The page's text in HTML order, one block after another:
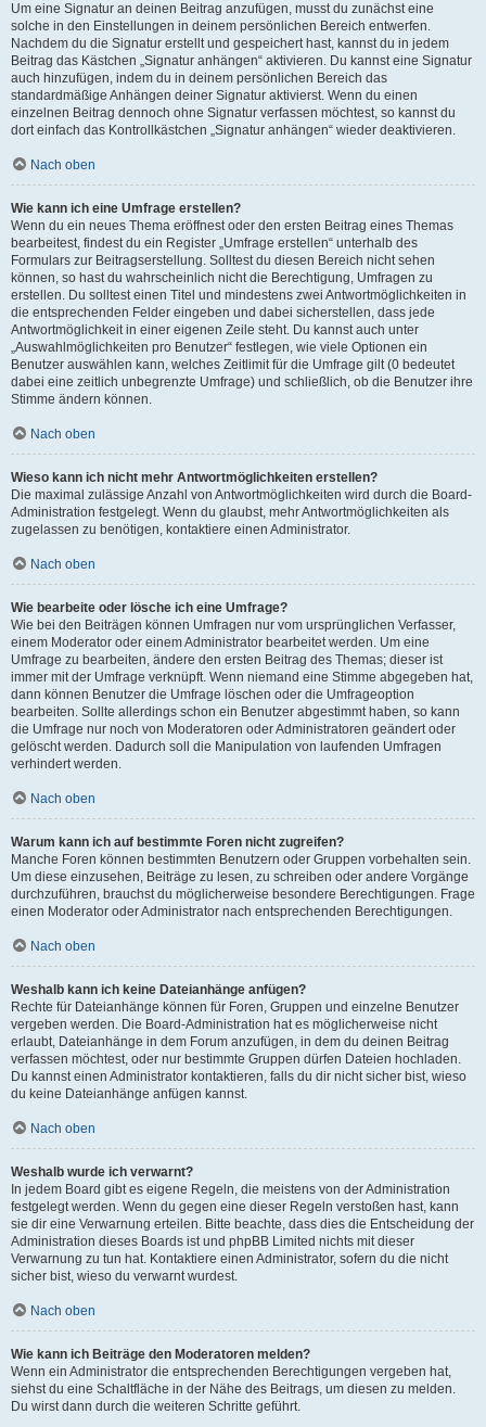
Um eine Signatur an deinen Beitrag anzufügen, musst du zunächst eine
solche in den Einstellungen in deinem persönlichen Bereich entwerfen.
Nachdem du die Signatur erstellt und gespeichert hast, kannst du in jedem
Beitrag das Kästchen „Signatur anhängen“ aktivieren. Du kannst eine Signatur
auch hinzufügen, indem du in deinem persönlichen Bereich das
standardmäßige Anhängen deiner Signatur aktivierst. Wenn du einen
einzelnen Beitrag dennoch ohne Signatur verfassen möchtest, so kannst du
dort einfach das Kontrollkästchen „Signatur anhängen“ wieder deaktivieren.
Nach oben
Wie kann ich eine Umfrage erstellen?
Wenn du ein neues Thema eröffnest oder den ersten Beitrag eines Themas
bearbeitest, findest du ein Register „Umfrage erstellen“ unterhalb des
Formulars zur Beitragserstellung. Solltest du diesen Bereich nicht sehen
können, so hast du wahrscheinlich nicht die Berechtigung, Umfragen zu
erstellen. Du solltest einen Titel und mindestens zwei Antwortmöglichkeiten in
die entsprechenden Felder eingeben und dabei sicherstellen, dass jede
Antwortmöglichkeit in einer eigenen Zeile steht. Du kannst auch unter
„Auswahlmöglichkeiten pro Benutzer“ festlegen, wie viele Optionen ein
Benutzer auswählen kann, welches Zeitlimit für die Umfrage gilt (0 bedeutet
dabei eine zeitlich unbegrenzte Umfrage) und schließlich, ob die Benutzer ihre
Stimme ändern können.
Nach oben
Wieso kann ich nicht mehr Antwortmöglichkeiten erstellen?
Die maximal zulässige Anzahl von Antwortmöglichkeiten wird durch die Board-
Administration festgelegt. Wenn du glaubst, mehr Antwortmöglichkeiten als
zugelassen zu benötigen, kontaktiere einen Administrator.
Nach oben
Wie bearbeite oder lösche ich eine Umfrage?
Wie bei den Beiträgen können Umfragen nur vom ursprünglichen Verfasser,
einem Moderator oder einem Administrator bearbeitet werden. Um eine
Umfrage zu bearbeiten, ändere den ersten Beitrag des Themas; dieser ist
immer mit der Umfrage verknüpft. Wenn niemand eine Stimme abgegeben hat,
dann können Benutzer die Umfrage löschen oder die Umfrageoption
bearbeiten. Sollte allerdings schon ein Benutzer abgestimmt haben, so kann
die Umfrage nur noch von Moderatoren oder Administratoren geändert oder
gelöscht werden. Dadurch soll die Manipulation von laufenden Umfragen
verhindert werden.
Nach oben
Warum kann ich auf bestimmte Foren nicht zugreifen?
Manche Foren können bestimmten Benutzern oder Gruppen vorbehalten sein.
Um diese einzusehen, Beiträge zu lesen, zu schreiben oder andere Vorgänge
durchzuführen, brauchst du möglicherweise besondere Berechtigungen. Frage
einen Moderator oder Administrator nach entsprechenden Berechtigungen.
Nach oben
Weshalb kann ich keine Dateianhänge anfügen?
Rechte für Dateianhänge können für Foren, Gruppen und einzelne Benutzer
vergeben werden. Die Board-Administration hat es möglicherweise nicht
erlaubt, Dateianhänge in dem Forum anzufügen, in dem du deinen Beitrag
verfassen möchtest, oder nur bestimmte Gruppen dürfen Dateien hochladen.
Du kannst einen Administrator kontaktieren, falls du dir nicht sicher bist, wieso
du keine Dateianhänge anfügen kannst.
Nach oben
Weshalb wurde ich verwarnt?
In jedem Board gibt es eigene Regeln, die meistens von der Administration
festgelegt werden. Wenn du gegen eine dieser Regeln verstoßen hast, kann
sie dir eine Verwarnung erteilen. Bitte beachte, dass dies die Entscheidung der
Administration dieses Boards ist und phpBB Limited nichts mit dieser
Verwarnung zu tun hat. Kontaktiere einen Administrator, sofern du die nicht
sicher bist, wieso du verwarnt wurdest.
Nach oben
Wie kann ich Beiträge den Moderatoren melden?
Wenn ein Administrator die entsprechenden Berechtigungen vergeben hat,
siehst du eine Schaltfläche in der Nähe des Beitrags, um diesen zu melden.
Du wirst dann durch die weiteren Schritte geführt.